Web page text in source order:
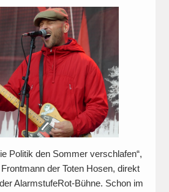
Politik den Sommer verschlafen“,
der Toten Hosen, direkt
AlarmstufeRot-Bühne. Schon im